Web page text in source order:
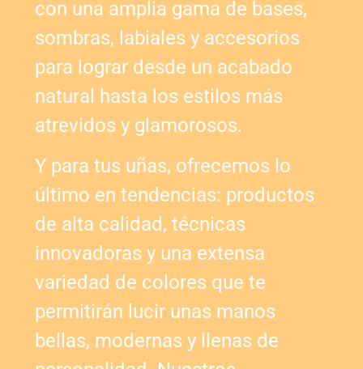
con una amplia gama de bases,
sombras, labiales y accesorios
para lograr desde un acabado
natural hasta los estilos más
atrevidos y glamorosos.
Y para tus uñas, ofrecemos lo
último en tendencias: productos
de alta calidad, técnicas
innovadoras y una extensa
variedad de colores que te
permitirán lucir unas manos
bellas, modernas y llenas de